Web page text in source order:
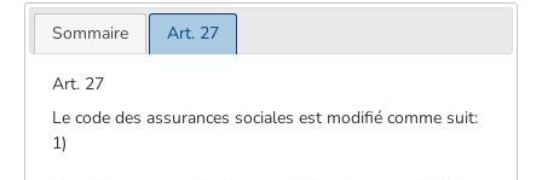
Sommaire Art. 27
Art. 27
Le code des assurances sociales est modifié comme suit:
1)